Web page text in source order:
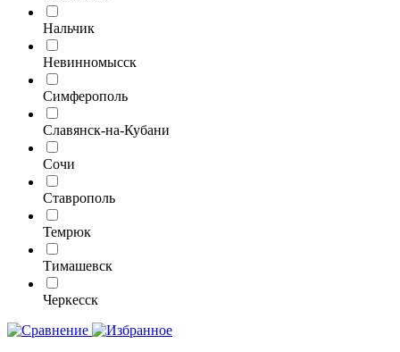
Нальчик
Невинномысск
Симферополь
Славянск-на-Кубани
Сочи
Ставрополь
Темрюк
Тимашевск
Черкесск